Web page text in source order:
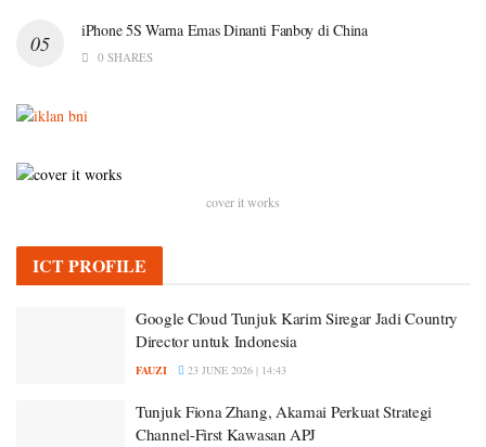
iPhone 5S Warna Emas Dinanti Fanboy di China
0 SHARES
cover it works
ICT PROFILE
Google Cloud Tunjuk Karim Siregar Jadi Country
Director untuk Indonesia
FAUZI 23 JUNE 2026 | 14:43
Tunjuk Fiona Zhang, Akamai Perkuat Strategi
Channel-First Kawasan APJ